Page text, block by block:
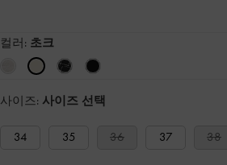
컬러: 초크
사이즈: 사이즈 선택
34 35 36 37 38